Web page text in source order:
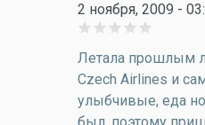
2 ноября, 2009 -
Летала прошлым
Czech Airlines и
улыбчивые, еда